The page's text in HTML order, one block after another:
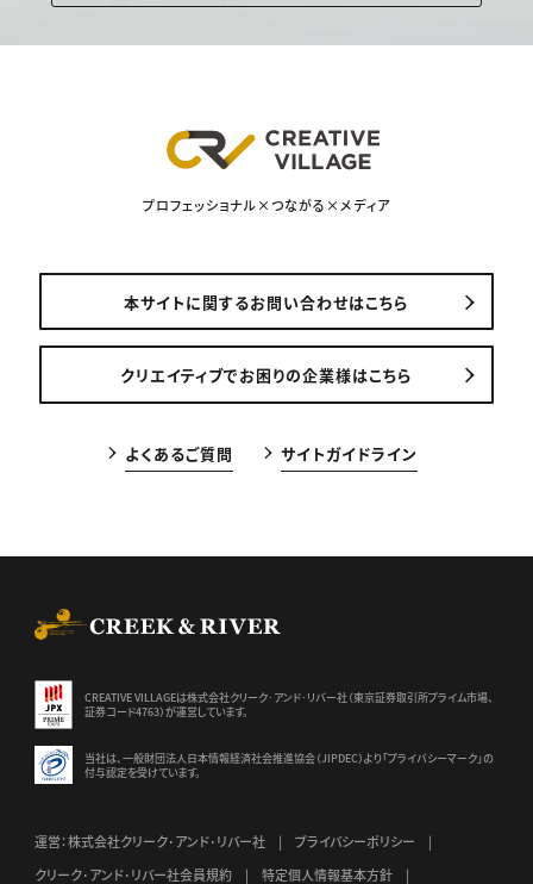
プロフェッショナル×つながる×メディア
本サイトに関するお問い合わせはこちら
クリエイティブでお困りの企業様はこちら
よくあるご質問 サイトガイドライン
CREATIVE VILLAGEは株式会社クリーク･アンド･リバー社（東京証券取引所プライム市場、
証券コード4763）が運営しています。
当社は、一般財団法人日本情報経済社会推進協会（JIPDEC）より 「プライバシーマーク」の
付与認定を受けています。
運営：株式会社クリーク･アンド･リバー社
プライバシーポリシー
クリーク･アンド･リバー社会員規約
特定個人情報基本方針